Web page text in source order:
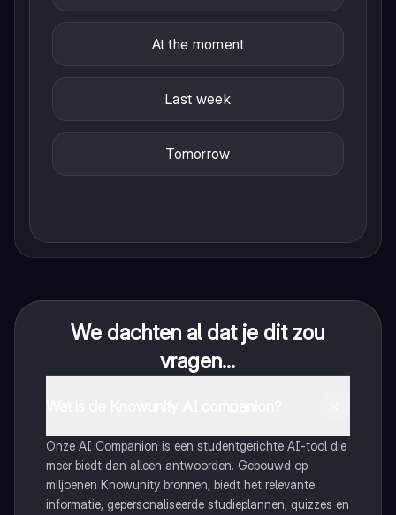
At the moment
Last week
Tomorrow
We dachten al dat je dit zou
vragen...
Onze AI Companion is een studentgerichte AI-tool die
meer biedt dan alleen antwoorden. Gebouwd op
miljoenen Knowunity bronnen, biedt het relevante
informatie, gepersonaliseerde studieplannen, quizzes en